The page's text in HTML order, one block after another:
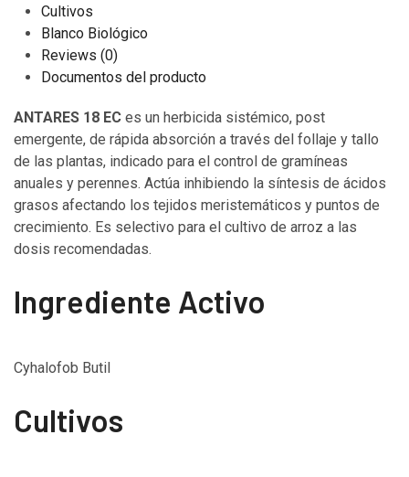
Cultivos
Blanco Biológico
Reviews (0)
Documentos del producto
ANTARES 18 EC es un herbicida sistémico, post
emergente, de rápida absorción a través del follaje y tallo
de las plantas, indicado para el control de gramíneas
anuales y perennes. Actúa inhibiendo la síntesis de ácidos
grasos afectando los tejidos meristemáticos y puntos de
crecimiento. Es selectivo para el cultivo de arroz a las
dosis recomendadas.
Ingrediente Activo
Cyhalofob Butil
Cultivos